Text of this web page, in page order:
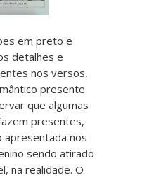
em preto e
detalhes e
nos versos,
presente
que algumas
presentes,
apresentada nos
sendo atirado
na realidade. O